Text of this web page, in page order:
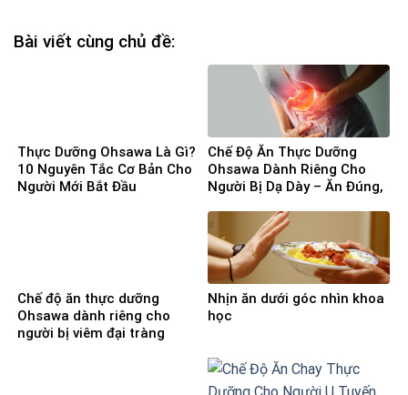
Bài viết cùng chủ đề:
Thực Dưỡng Ohsawa Là Gì?
10 Nguyên Tắc Cơ Bản Cho
Người Mới Bắt Đầu
Chế Độ Ăn Thực Dưỡng
Ohsawa Dành Riêng Cho
Người Bị Dạ Dày – Ăn Đúng,
Chế độ ăn thực dưỡng
Ohsawa dành riêng cho
người bị viêm đại tràng
Nhịn ăn dưới góc nhìn khoa
học